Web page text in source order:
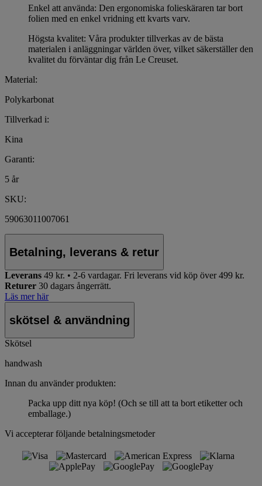
Enkel att använda: Den ergonomiska folieskäraren tar bort
folien med en enkel vridning ett kvarts varv.
Högsta kvalitet: Våra produkter tillverkas av de bästa
materialen i anläggningar världen över, vilket säkerställer den
kvalitet du förväntar dig från Le Creuset.
Material:
Polykarbonat
Tillverkad i:
Kina
Garanti:
5 år
SKU:
59063011007061
Betalning, leverans & retur
Leverans 49 kr. • 2-6 vardagar. Fri leverans vid köp över 499 kr.
Returer 30 dagars ångerrätt.
Läs mer här
skötsel & användning
Skötsel
handwash
Innan du använder produkten:
Packa upp ditt nya köp! (Och se till att ta bort etiketter och
emballage.)
Vi accepterar följande betalningsmetoder